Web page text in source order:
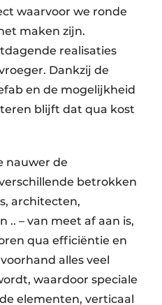
waarvoor we ronde
maken zijn.
realisaties
Dankzij de
en de mogelijkheid
blijft dat qua kost
nauwer de
betrokken
architecten,
.. – van meet af aan is,
qua efficiëntie en
alles veel
waardoor speciale
elementen, verticaal